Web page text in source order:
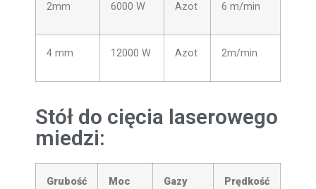
2mm 6000 W Azot 6 m/min
4 mm 12000 W Azot 2m/min
Stół do cięcia laserowego
miedzi:
Grubość Moc Gazy Prędkość